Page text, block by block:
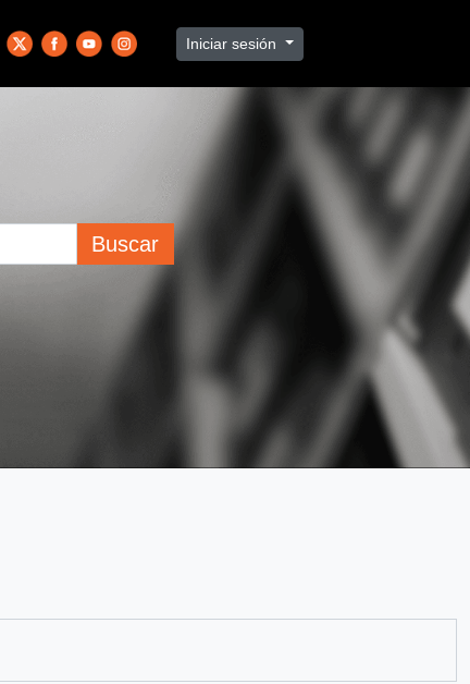
Iniciar sesión
Buscar